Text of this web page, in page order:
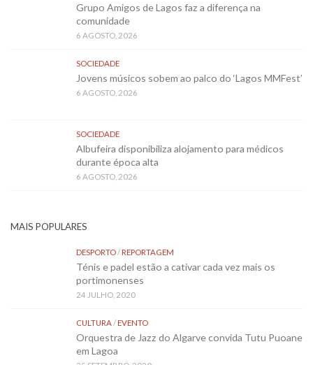
Grupo Amigos de Lagos faz a diferença na
comunidade
6 AGOSTO, 2026
SOCIEDADE
Jovens músicos sobem ao palco do ‘Lagos MMFest’
6 AGOSTO, 2026
SOCIEDADE
Albufeira disponibiliza alojamento para médicos
durante época alta
6 AGOSTO, 2026
MAIS POPULARES
DESPORTO/REPORTAGEM
Ténis e padel estão a cativar cada vez mais os
portimonenses
24 JULHO, 2020
CULTURA/EVENTO
Orquestra de Jazz do Algarve convida Tutu Puoane
em Lagoa